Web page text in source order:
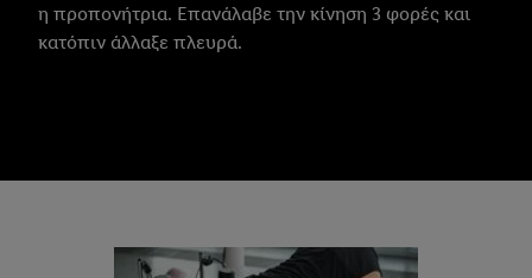
η προπονήτρια. Επανάλαβε την κίνηση 3 φορές και
κατόπιν άλλαξε πλευρά.